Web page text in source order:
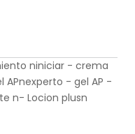
niniciar - crema
- gel AP -
n- Locion plusn